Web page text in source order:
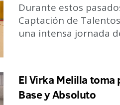
Durante estos
Captación de
una intensa jornada
El Virka Melilla
Base y Absoluto